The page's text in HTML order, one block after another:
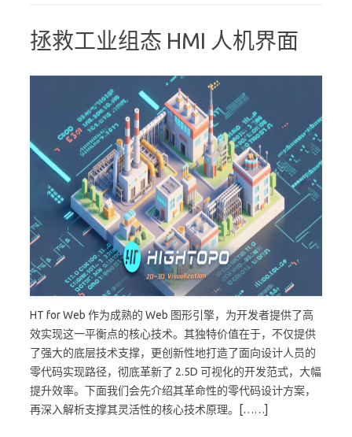
拯救工业组态 HMI 人机界面
HT for Web 作为成熟的 Web 图形引擎，为开发者提供了高
效实现这一平衡点的核心技术。其独特价值在于，不仅提供
了强大的底层技术支撑，更创新性地打造了面向设计人员的
零代码实现路径，彻底革新了 2.5D 可视化的开发范式，大幅
提升效率。下面我们会先介绍其革命性的零代码设计方案，
再深入解析支撑其灵活性的核心技术原理。[……]